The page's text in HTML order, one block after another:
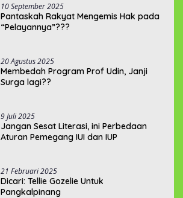
10 September 2025
Pantaskah Rakyat Mengemis Hak pada
“Pelayannya”???
20 Agustus 2025
Membedah Program Prof Udin, Janji
Surga lagi??
9 Juli 2025
Jangan Sesat Literasi, ini Perbedaan
Aturan Pemegang IUI dan IUP
21 Februari 2025
Dicari: Tellie Gozelie Untuk
Pangkalpinang